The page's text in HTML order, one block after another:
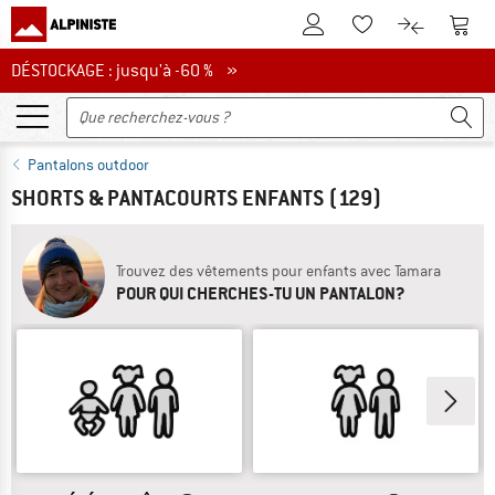
Vers le compte client
Vers la liste
Vers le
DÉSTOCKAGE : jusqu'à -60 %
DÉSTOCKAGE : jusqu'à -60 % »
Pantalons outdoor
SHORTS & PANTACOURTS ENFANTS (129)
Trouvez des vêtements pour enfants avec Tamara
POUR QUI CHERCHES-TU UN PANTALON?